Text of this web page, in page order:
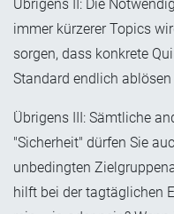
Übrigens II: Die
immer kürzerer Topics
sorgen, dass konkrete
Standard endlich ablösen
Übrigens III: Sämtliche
"Sicherheit" dürfen Sie
unbedingten
hilft bei der tagtäglichen